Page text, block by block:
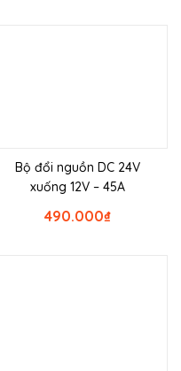
Bộ đổi nguồn DC 24V
xuống 12V – 45A
₫
490.000